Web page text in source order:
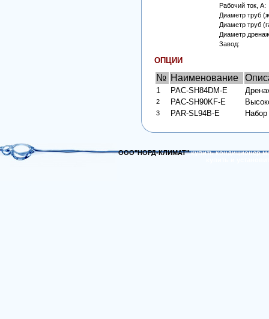
Рабочий ток, А:
Диаметр труб
Диаметр труб
Диаметр
Завод:
ОПЦИИ
№ Наименование
1 PAC-SH84DM-E
2 PAC-SH90KF-E В
3 PAR-SL94B-E
ООО"НОРД-КЛИМАТ"купить кондиционер